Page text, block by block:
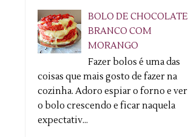
BOLO DE CHOCOLATE
BRANCO COM
MORANGO
Fazer bolos é uma das
coisas que mais gosto de fazer na
cozinha. Adoro espiar o forno e ver
o bolo crescendo e ficar naquela
expectativ...